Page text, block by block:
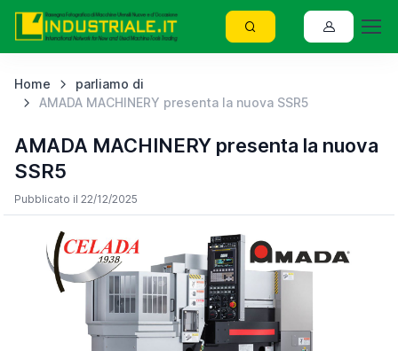
Home
parliamo di
AMADA MACHINERY presenta la nuova SSR5
AMADA MACHINERY presenta la nuova
SSR5
Pubblicato il 22/12/2025